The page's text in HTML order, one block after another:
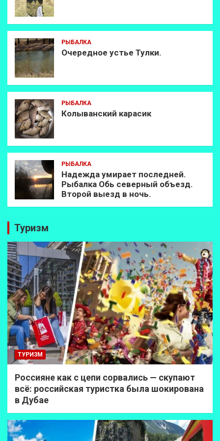
РЫБАЛКА
Очередное устье Тулки.
РЫБАЛКА
Колыванский карасик
РЫБАЛКА
Надежда умирает последней.
Рыбалка Обь северный объезд.
Второй выезд в ночь.
Туризм
ТУРИЗМ
Россияне как с цепи сорвались — скупают
всё: российская туристка была шокирована
в Дубае